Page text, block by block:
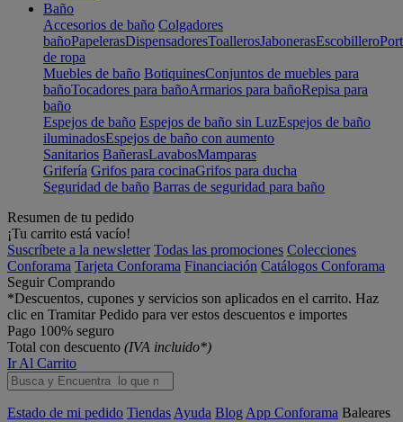
Baño
Accesorios de baño Colgadores
bañoPapelerasDispensadoresToallerosJabonerasEscobillero
de ropa
Muebles de baño BotiquinesConjuntos de muebles para
bañoTocadores para bañoArmarios para bañoRepisa para
baño
Espejos de baño Espejos de baño sin LuzEspejos de baño
iluminadosEspejos de baño con aumento
Sanitarios BañerasLavabosMamparas
Grifería Grifos para cocinaGrifos para ducha
Seguridad de baño Barras de seguridad para baño
Resumen de tu pedido
¡Tu carrito está vacío!
Suscríbete a la newsletter Todas las promociones Colecciones
Conforama Tarjeta Conforama Financiación Catálogos Conforama
Seguir Comprando
*Descuentos, cupones y servicios son aplicados en el carrito. Haz
clic en Tramitar Pedido para ver estos descuentos e importes
Pago 100% seguro
Total con descuento (IVA incluido*)
Ir Al Carrito
Estado de mi pedido Tiendas Ayuda Blog App Conforama Baleares